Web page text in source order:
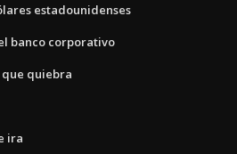
estadounidenses
banco corporativo
que quiebra
ira